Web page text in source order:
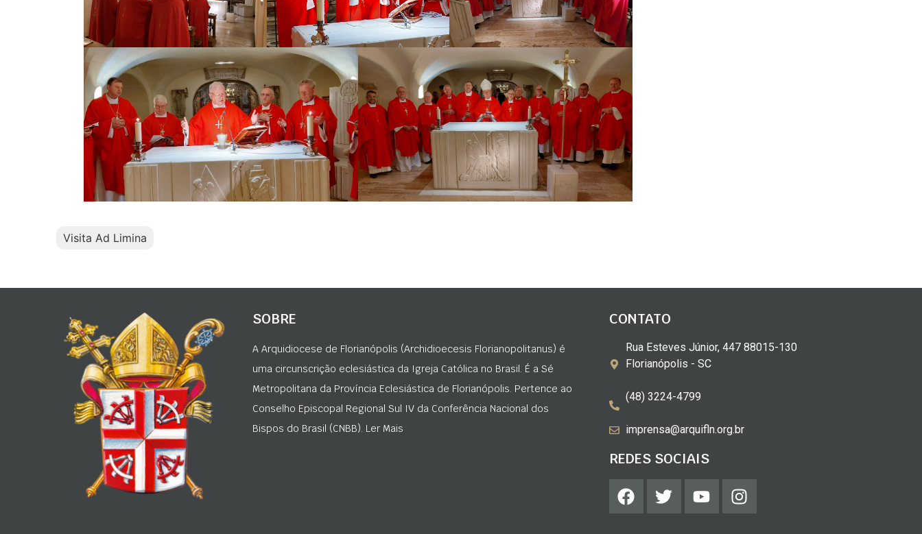
Visita Ad Limina
SOBRE
A Arquidiocese de Florianópolis (Archidioecesis Florianopolitanus) é
uma circunscrição eclesiástica da Igreja Católica no Brasil. É a Sé
Metropolitana da Província Eclesiástica de Florianópolis. Pertence ao
Conselho Episcopal Regional Sul IV da Conferência Nacional dos
Bispos do Brasil (CNBB). Ler Mais
CONTATO
Rua Esteves Júnior, 447 88015-130
Florianópolis - SC
(48) 3224-4799
imprensa@arquifln.org.br
REDES SOCIAIS